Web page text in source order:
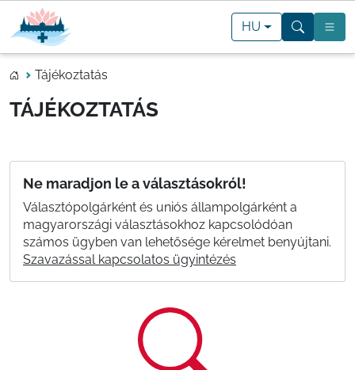
HU
Tájékoztatás
TÁJÉKOZTATÁS
Ne maradjon le a választásokról!
Választópolgárként és uniós állampolgárként a
magyarországi választásokhoz kapcsolódóan
számos ügyben van lehetősége kérelmet benyújtani.
Szavazással kapcsolatos ügyintézés